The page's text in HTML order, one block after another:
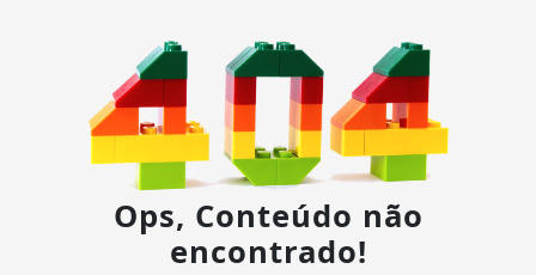
Ops, Conteúdo não
encontrado!